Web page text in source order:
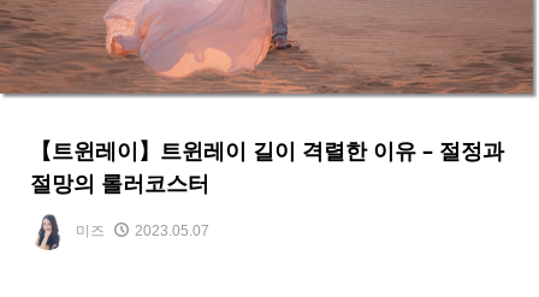
【트윈레이】트윈레이 길이 격렬한 이유 – 절정과
절망의 롤러코스터
미즈 2023.05.07